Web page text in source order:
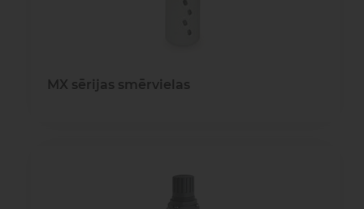
MX sērijas smērvielas